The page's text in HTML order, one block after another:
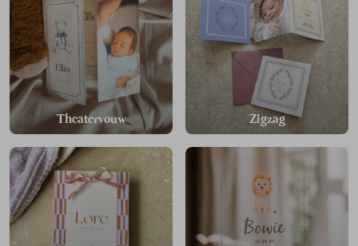
Theatervouw Zigzag